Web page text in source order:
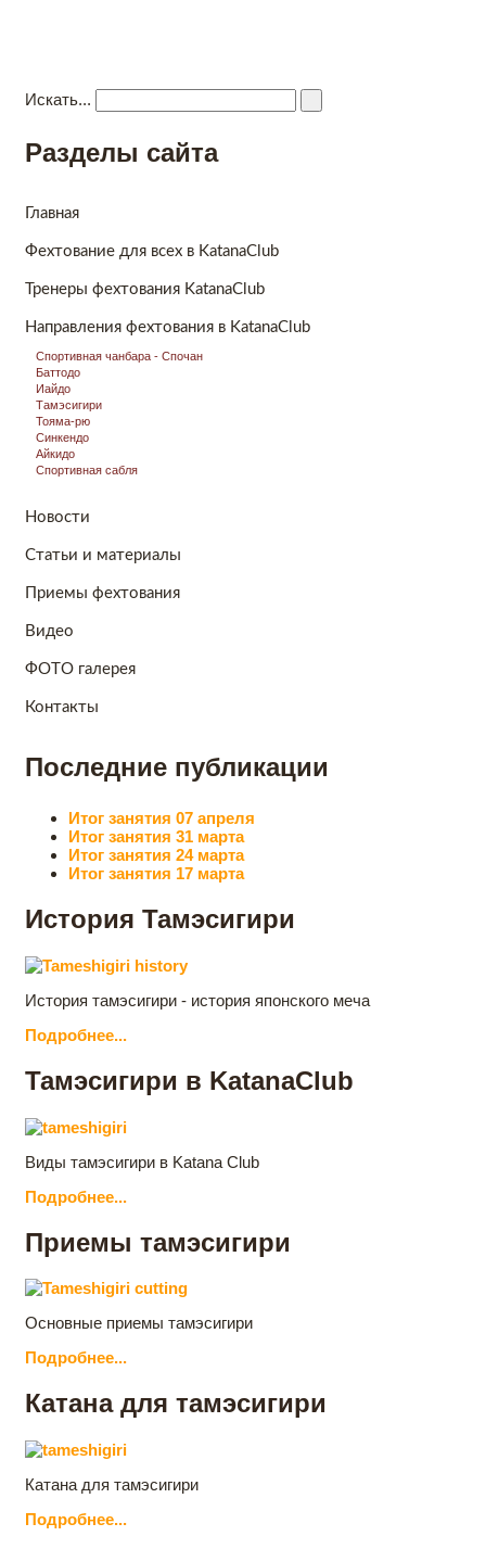
Искать...
Разделы сайта
Главная
Фехтование для всех в KatanaClub
Тренеры фехтования KatanaClub
Направления фехтования в KatanaClub
Спортивная чанбара - Спочан
Баттодо
Иайдо
Тамэсигири
Тояма-рю
Синкендо
Айкидо
Спортивная сабля
Новости
Статьи и материалы
Приемы фехтования
Видео
ФОТО галерея
Контакты
Последние публикации
Итог занятия 07 апреля
Итог занятия 31 марта
Итог занятия 24 марта
Итог занятия 17 марта
История Тамэсигири
История тамэсигири - история японского меча
Подробнее...
Тамэсигири в KatanaClub
Виды тамэсигири в Katana Club
Подробнее...
Приемы тамэсигири
Основные приемы тамэсигири
Подробнее...
Катана для тамэсигири
Катана для тамэсигири
Подробнее...